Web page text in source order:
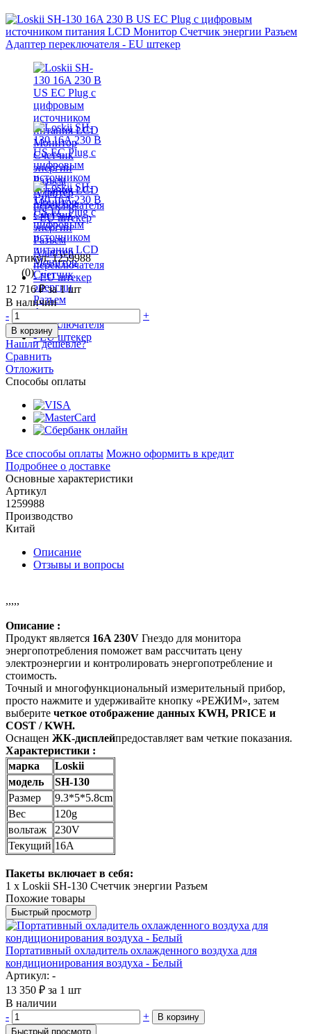
Артикул: 1259988
(0)
12 716 ₽за 1 шт
В наличии
-
+
В корзину
Нашли дешевле?
Сравнить
Отложить
Способы оплаты
Все способы оплаты Можно оформить в кредит
Подробнее о доставке
Основные характеристики
Артикул
1259988
Производство
Китай
Описание
Отзывы и вопросы
,,,,,
Описание :
Продукт является 16A 230V Гнездо для монитора
энергопотребления поможет вам рассчитать цену
электроэнергии и контролировать энергопотребление и
стоимость.
Точный и многофункциональный измерительный прибор,
просто нажмите и удерживайте кнопку «РЕЖИМ», затем
выберите четкое отображение данных KWH, PRICE и
COST / KWH.
Оснащен ЖК-дисплейпредоставляет вам четкие показания.
Характеристики :
марка
Loskii
модель
SH-130
Размер
9.3*5*5.8cm
Вес
120g
вольтаж
230V
Текущий 16A
Пакеты включает в себя:
1 х Loskii SH-130 Счетчик энергии Разъем
Похожие товары
Быстрый просмотр
Портативный охладитель охлажденного воздуха для
кондиционирования воздуха - Белый
Артикул: -
13 350 ₽ за 1 шт
В наличии
-
+
В корзину
Быстрый просмотр